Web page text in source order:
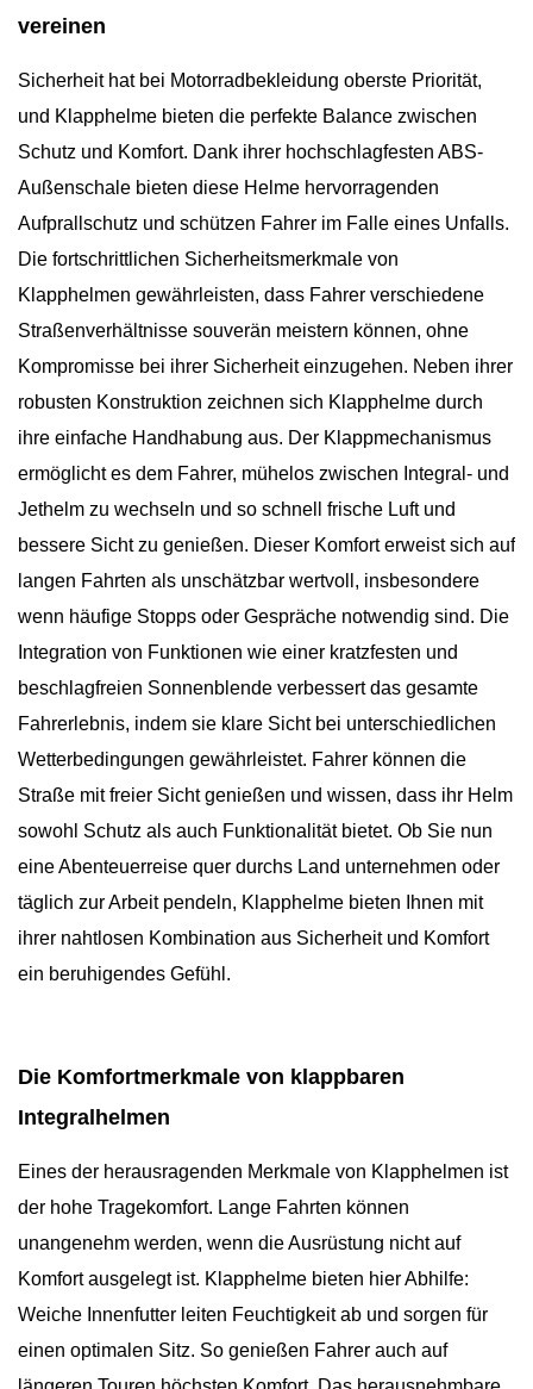
vereinen
Sicherheit hat bei Motorradbekleidung oberste Priorität,
und Klapphelme bieten die perfekte Balance zwischen
Schutz und Komfort. Dank ihrer hochschlagfesten ABS-
Außenschale bieten diese Helme hervorragenden
Aufprallschutz und schützen Fahrer im Falle eines Unfalls.
Die fortschrittlichen Sicherheitsmerkmale von
Klapphelmen gewährleisten, dass Fahrer verschiedene
Straßenverhältnisse souverän meistern können, ohne
Kompromisse bei ihrer Sicherheit einzugehen. Neben ihrer
robusten Konstruktion zeichnen sich Klapphelme durch
ihre einfache Handhabung aus. Der Klappmechanismus
ermöglicht es dem Fahrer, mühelos zwischen Integral- und
Jethelm zu wechseln und so schnell frische Luft und
bessere Sicht zu genießen. Dieser Komfort erweist sich auf
langen Fahrten als unschätzbar wertvoll, insbesondere
wenn häufige Stopps oder Gespräche notwendig sind. Die
Integration von Funktionen wie einer kratzfesten und
beschlagfreien Sonnenblende verbessert das gesamte
Fahrerlebnis, indem sie klare Sicht bei unterschiedlichen
Wetterbedingungen gewährleistet. Fahrer können die
Straße mit freier Sicht genießen und wissen, dass ihr Helm
sowohl Schutz als auch Funktionalität bietet. Ob Sie nun
eine Abenteuerreise quer durchs Land unternehmen oder
täglich zur Arbeit pendeln, Klapphelme bieten Ihnen mit
ihrer nahtlosen Kombination aus Sicherheit und Komfort
ein beruhigendes Gefühl.
Die Komfortmerkmale von klappbaren
Integralhelmen
Eines der herausragenden Merkmale von Klapphelmen ist
der hohe Tragekomfort. Lange Fahrten können
unangenehm werden, wenn die Ausrüstung nicht auf
Komfort ausgelegt ist. Klapphelme bieten hier Abhilfe:
Weiche Innenfutter leiten Feuchtigkeit ab und sorgen für
einen optimalen Sitz. So genießen Fahrer auch auf